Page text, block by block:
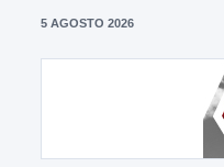
5 AGOSTO 2026